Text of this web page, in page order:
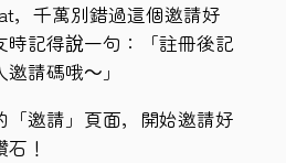
，千萬別錯過這個邀請好
時記得說一句：「註冊後記
請碼哦～」
「邀請」頁面，開始邀請好
！